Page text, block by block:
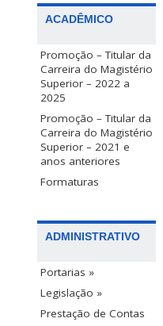
ACADÊMICO
Promoção – Titular da
Carreira do Magistério
Superior – 2022 a
2025
Promoção – Titular da
Carreira do Magistério
Superior – 2021 e
anos anteriores
Formaturas
ADMINISTRATIVO
Portarias »
Legislação »
Prestação de Contas